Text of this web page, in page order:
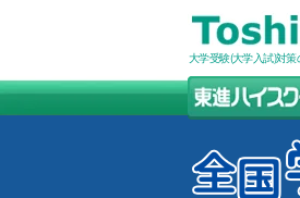
大学受験(大学入試)対